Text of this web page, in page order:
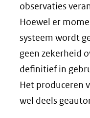
observaties
Hoewel er
systeem wordt
geen zekerheid
definitief in
Het produceren
wel deels